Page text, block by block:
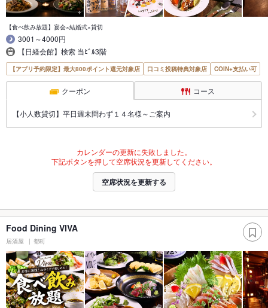
【食べ飲み放題】宴会×結婚式×貸切
3001～4000円
【日経会館】検索 当ﾋﾞﾙ3階
【アプリ予約限定】最大800ポイント還元対象店 口コミ投稿特典対象店 COIN+支払い可
クーポン コース
【小人数貸切】平日週末問わず１４名様～ご案内
カレンダーの更新に失敗しました。
下記ボタンを押して空席状況を更新してください。
空席状況を更新する
Food Dining VIVA
居酒屋 都町